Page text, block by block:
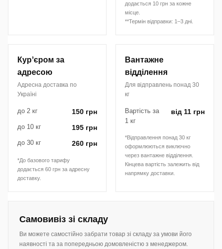
додається 10 грн за кожне
місце.
**Термін відправки: 1–3 дні.
Курʼєром за
адресою
Адресна доставка по
Україні
до 2 кг 150 грн
до 10 кг 195 грн
до 30 кг 260 грн
*До базового тарифу
додається 60 грн за адресну
доставку.
Вантажне
відділення
Для відправлень понад 30
кг
Вартість за
1 кг
від 11 грн
*Відправлення понад 30 кг
оформлюються виключно
через вантажне відділення.
Кінцева вартість залежить від
напрямку доставки.
Самовивіз зі складу
Ви можете самостійно забрати товар зі складу за умови його
наявності та за попередньою домовленістю з менеджером.